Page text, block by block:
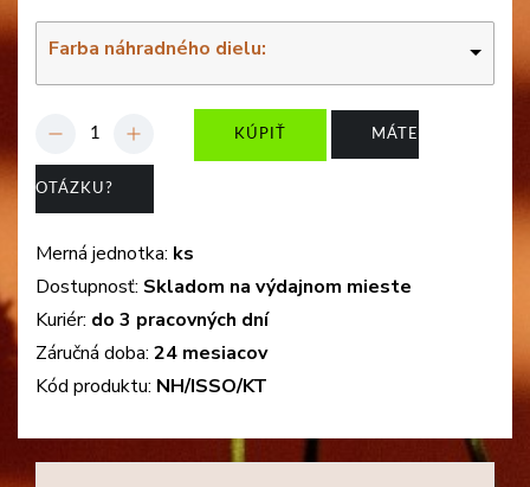
Farba náhradného dielu:
- + KÚPIŤ MÁTE
OTÁZKU?
Merná jednotka: ks
Dostupnosť: Skladom na výdajnom mieste
Kuriér: do 3 pracovných dní
Záručná doba: 24 mesiacov
Kód produktu: NH/ISSO/KT